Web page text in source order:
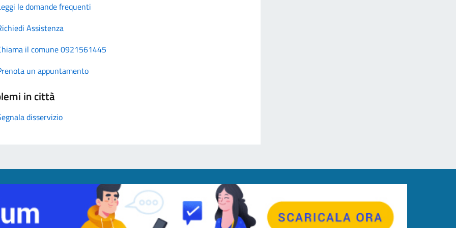
le domande frequenti
Assistenza
il comune 0921561445
un appuntamento
in città
disservizio